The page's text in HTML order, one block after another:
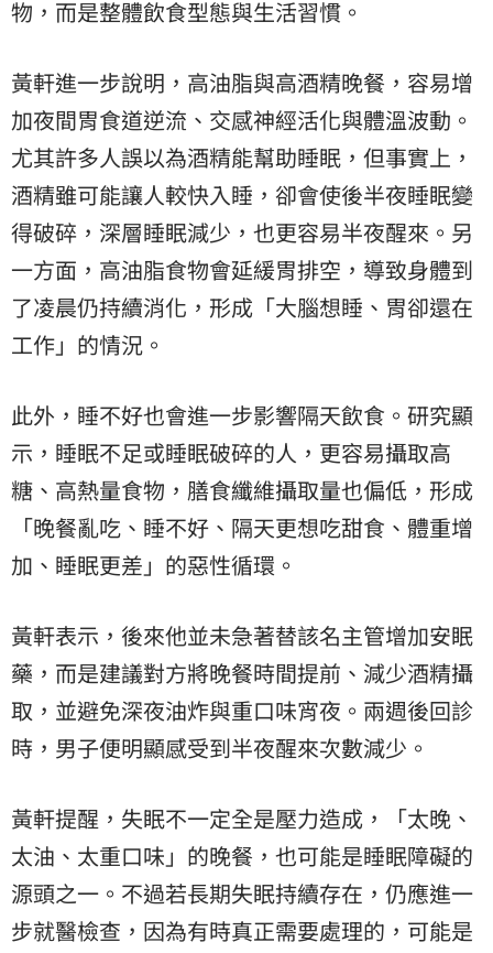
物，而是整體飲食型態與生活習慣。
黃軒進一步說明，高油脂與高酒精晚餐，容易增
加夜間胃食道逆流、交感神經活化與體溫波動。
尤其許多人誤以為酒精能幫助睡眠，但事實上，
酒精雖可能讓人較快入睡，卻會使後半夜睡眠變
得破碎，深層睡眠減少，也更容易半夜醒來。另
一方面，高油脂食物會延緩胃排空，導致身體到
了凌晨仍持續消化，形成「大腦想睡、胃卻還在
工作」的情況。
此外，睡不好也會進一步影響隔天飲食。研究顯
示，睡眠不足或睡眠破碎的人，更容易攝取高
糖、高熱量食物，膳食纖維攝取量也偏低，形成
「晚餐亂吃、睡不好、隔天更想吃甜食、體重增
加、睡眠更差」的惡性循環。
黃軒表示，後來他並未急著替該名主管增加安眠
藥，而是建議對方將晚餐時間提前、減少酒精攝
取，並避免深夜油炸與重口味宵夜。兩週後回診
時，男子便明顯感受到半夜醒來次數減少。
黃軒提醒，失眠不一定全是壓力造成，「太晚、
太油、太重口味」的晚餐，也可能是睡眠障礙的
源頭之一。不過若長期失眠持續存在，仍應進一
步就醫檢查，因為有時真正需要處理的，可能是